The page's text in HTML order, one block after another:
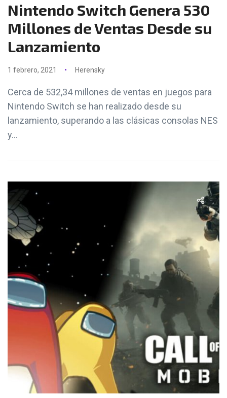
Nintendo Switch Genera 530
Millones de Ventas Desde su
Lanzamiento
1 febrero, 2021 Herensky
Cerca de 532,34 millones de ventas en juegos para
Nintendo Switch se han realizado desde su
lanzamiento, superando a las clásicas consolas NES
y...